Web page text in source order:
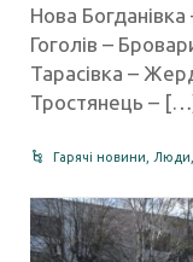
Нова
Гоголів –
Тарасівка –
Тростянець –
Гарячі новини Люди